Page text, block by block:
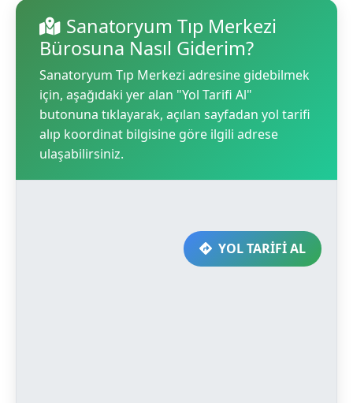
Sanatoryum Tıp Merkezi
Bürosuna Nasıl Giderim?
Sanatoryum Tıp Merkezi adresine gidebilmek
için, aşağıdaki yer alan "Yol Tarifi Al"
butonuna tıklayarak, açılan sayfadan yol tarifi
alıp koordinat bilgisine göre ilgili adrese
ulaşabilirsiniz.
YOL TARİFİ AL